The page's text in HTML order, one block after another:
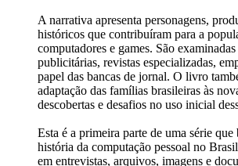
A narrativa apresenta personagens,
históricos que contribuíram para a
computadores e games. São
publicitárias, revistas especializadas,
papel das bancas de jornal. O livro
adaptação das famílias brasileiras às
descobertas e desafios no uso inicial
Esta é a primeira parte de uma série que
história da computação pessoal no
em entrevistas, arquivos, imagens e